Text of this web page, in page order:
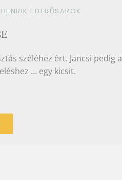
| DERŰSAROK
széléhez ért. Jancsi pedig a
... egy kicsit.